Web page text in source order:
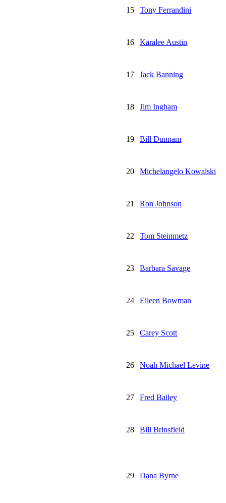
15 Tony Ferrandini
16 Karalee Austin
17 Jack Banning
18 Jim Ingham
19 Bill Dunnam
20 Michelangelo Kowalski
21 Ron Johnson
22 Tom Steinmetz
23 Barbara Savage
24 Eileen Bowman
25 Carey Scott
26 Noah Michael Levine
27 Fred Bailey
28 Bill Brinsfield
29 Dana Byrne